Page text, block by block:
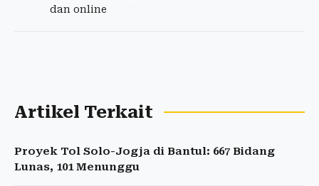
dan online
Artikel Terkait
Proyek Tol Solo-Jogja di Bantul: 667 Bidang
Lunas, 101 Menunggu